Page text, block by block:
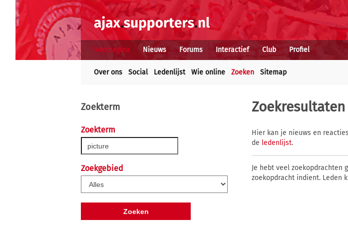
Voorpagina Nieuws Forums Interactief Club Profiel
Over ons Social Ledenlijst Wie online Zoeken Sitemap
Zoekterm
Zoekterm
Zoekgebied
Zoekresultaten
Hier kan je nieuws en
de ledenlijst.
Je hebt veel zoekopdrachten
zoekopdracht indient. Leden